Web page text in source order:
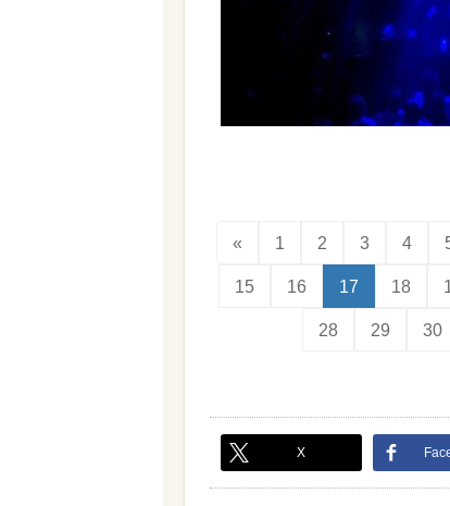
« 1 2 3 4
15 16 17 18
28 29 30
X